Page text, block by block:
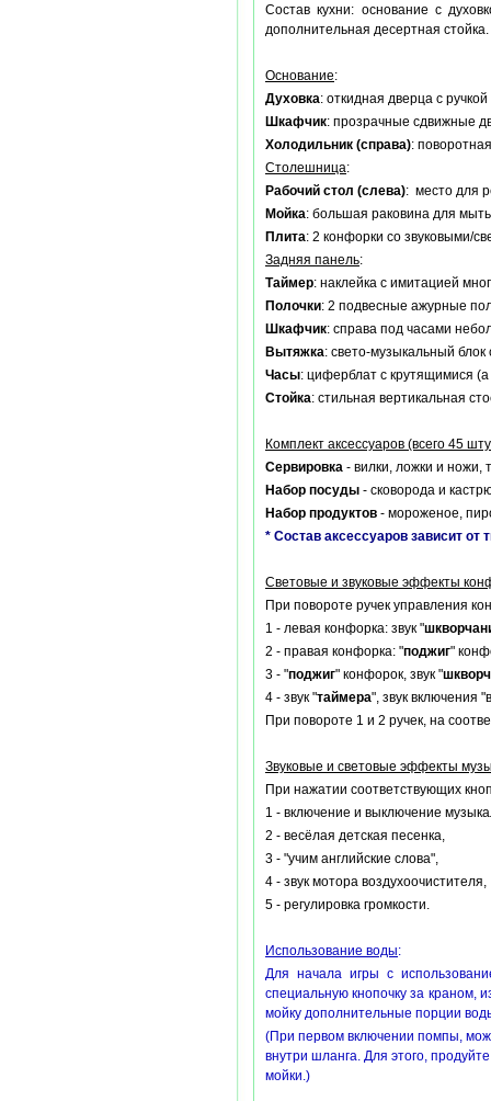
Состав кухни: основание с
дополнительная десертная стойка.
Основание:
Духовка: откидная дверца с
Шкафчик: прозрачные сдвижные
Холодильник (справа):
Столешница:
Рабочий стол (слева): место для
Мойка: большая раковина для
Плита: 2 конфорки со звуковыми/
Задняя панель:
Таймер: наклейка с имитацией
Полочки: 2 подвесные ажурные
Шкафчик: справа под часами
Вытяжка: свето-музыкальный
Часы: циферблат с крутящимися
Стойка: стильная вертикальная
Комплект аксессуаров (всего 45
Сервировка - вилки, ложки и ножи,
Набор посуды - сковорода и
Набор продуктов - мороженое,
* Состав аксессуаров зависит от
Световые и звуковые эффекты
При повороте ручек управления
1 - левая конфорка: звук "
2 - правая конфорка: "поджиг"
3 - "поджиг" конфорок, звук "
4 - звук "таймера", звук включения
При повороте 1 и 2 ручек, на
Звуковые и световые эффекты
При нажатии соответствующих
1 - включение и выключение
2 - весёлая детская песенка,
3 - "учим английские слова",
4 - звук мотора воздухоочистителя,
5 - регулировка громкости.
Использование воды:
Для начала игры с
специальную кнопочку за краном,
мойку дополнительные порции
(При первом включении помпы,
внутри шланга. Для этого,
мойки.)